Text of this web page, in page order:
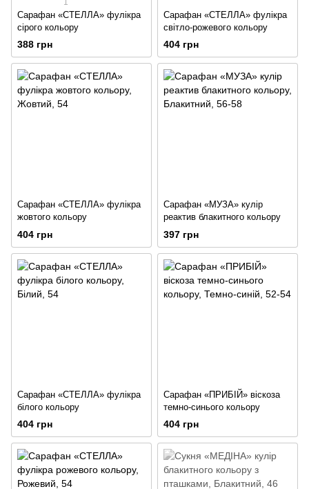
Сарафан «СТЕЛЛА» фулікра
сірого кольору
388 грн
Сарафан «СТЕЛЛА» фулікра
світло-рожевого кольору
404 грн
Сарафан «СТЕЛЛА» фулікра
жовтого кольору
404 грн
Сарафан «МУЗА» кулір
реактив блакитного кольору
397 грн
Сарафан «СТЕЛЛА» фулікра
білого кольору
404 грн
Сарафан «ПРИБІЙ» віскоза
темно-синього кольору
404 грн